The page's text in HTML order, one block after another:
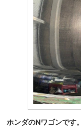
ホンダのNワゴンです。